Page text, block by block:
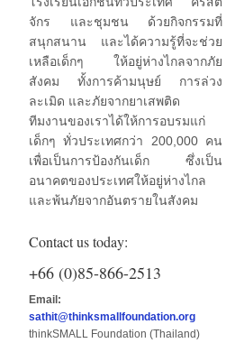
จักร และชุมชน ด้วยกิจกรรมที่
สนุกสนาน และได้ความรู้ที่จะช่วย
เหลือเด็กๆ ให้อยู่ห่างไกลจากภัย
สังคม ทั้งการค้ามนุษย์ การล่วง
ละเมิด และภัยจากยาเสพติด
ทีมงานของเราได้ให้การอบรมแก่
เด็กๆ ทั่วประเทศกว่า 200,000 คน
เพื่อเป็นการป้องกันเด็ก ซึ่งเป็น
อนาคตของประเทศให้อยู่ห่างไกล
และพ้นภัยจากอันตรายในสังคม
Contact us today:
+66 (0)85-866-2513
Email:
sathit@thinksmallfoundation.org
thinkSMALL Foundation (Thailand)